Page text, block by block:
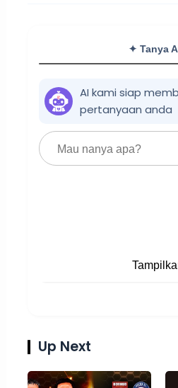
✦ Tanya
AI kami siap
pertanyaan anda
Up Next